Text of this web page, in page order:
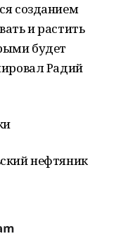
созданием
и растить
будет
Радий
нефтяник